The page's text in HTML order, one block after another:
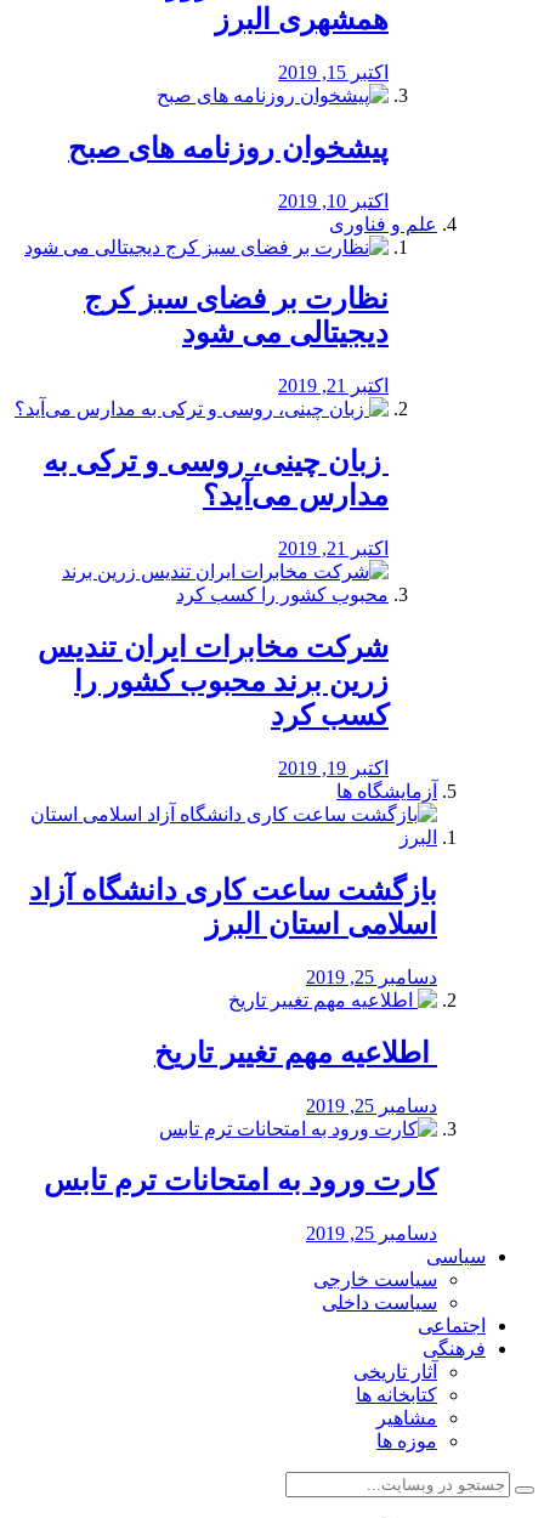
همشهری البرز
اکتبر 15, 2019
پیشخوان روزنامه های صبح
اکتبر 10, 2019
علم و فناوری
نظارت بر فضای سبز کرج
دیجیتالی می شود
اکتبر 21, 2019
️ زبان چینی، روسی و ترکی به
مدارس می‌آید؟
اکتبر 21, 2019
شرکت مخابرات ایران تندیس
زرین برند محبوب کشور را
کسب کرد
اکتبر 19, 2019
آزمایشگاه ها
بازگشت ساعت کاری دانشگاه آزاد
اسلامی استان البرز
دسامبر 25, 2019
️ اطلاعیه مهم تغییر تاریخ
دسامبر 25, 2019
کارت ورود به امتحانات ترم تابس
دسامبر 25, 2019
سیاسی
سیاست خارجی
سیاست داخلی
اجتماعی
فرهنگی
آثار تاریخی
کتابخانه ها
مشاهیر
موزه ها